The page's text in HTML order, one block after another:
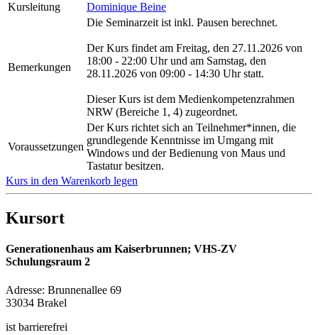
Kursleitung
Dominique Beine
Bemerkungen
Die Seminarzeit ist inkl. Pausen berechnet.
Der Kurs findet am Freitag, den 27.11.2026 von
18:00 - 22:00 Uhr und am Samstag, den
28.11.2026 von 09:00 - 14:30 Uhr statt.
Dieser Kurs ist dem Medienkompetenzrahmen
NRW (Bereiche 1, 4) zugeordnet.
Voraussetzungen
Der Kurs richtet sich an Teilnehmer*innen, die
grundlegende Kenntnisse im Umgang mit
Windows und der Bedienung von Maus und
Tastatur besitzen.
Kurs in den Warenkorb legen
Kursort
Generationenhaus am Kaiserbrunnen; VHS-ZV
Schulungsraum 2
Adresse: Brunnenallee 69
33034 Brakel
ist barrierefrei